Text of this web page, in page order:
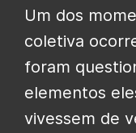
Um dos
coletiva
foram
elementos
vivessem de